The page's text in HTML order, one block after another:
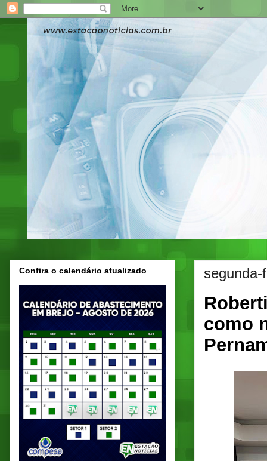
como
Confira o calendário atualizado